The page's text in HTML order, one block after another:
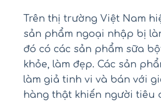
Trên thị trường Việt Nam
sản phẩm ngoại nhập bị
đó có các sản phẩm sữa
khỏe, làm đẹp. Các sản
làm giả tinh vi và bán với
hàng thật khiến người tiêu